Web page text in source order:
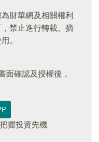
財華網及相關權利
禁止進行轉載、摘
。
面確認及授權後，
握投資先機